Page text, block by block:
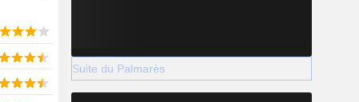
Suite du Palmarès